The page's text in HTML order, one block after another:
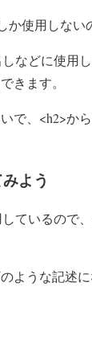
か使用しない
などに使用
きます。
で、<h2>か
よう
ているので
ような記述